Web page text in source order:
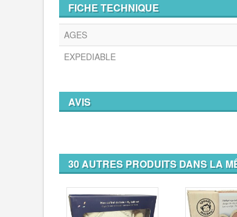
FICHE TECHNIQUE
AGES
EXPEDIABLE
AVIS
30 AUTRES PRODUITS DANS LA